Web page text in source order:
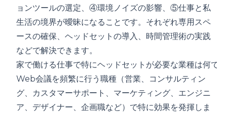
ョンツールの選定、④環境ノイズの影響、⑤仕事と私
生活の境界が曖昧になることです。それぞれ専用スペ
ースの確保、ヘッドセットの導入、時間管理術の実践
などで解決できます。
家で働ける仕事で特にヘッドセットが必要な業種は何で
Web会議を頻繁に行う職種（営業、コンサルティン
グ、カスタマーサポート、マーケティング、エンジニ
ア、デザイナー、企画職など）で特に効果を発揮しま